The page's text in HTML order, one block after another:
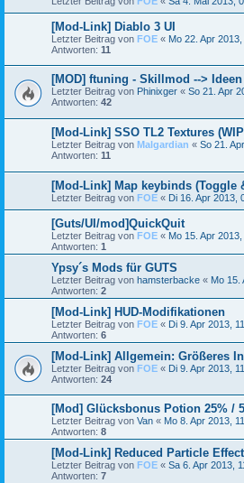
[Mod-Link] Diablo 3 UI
Letzter Beitrag von FOE « Mo 22. Apr
Antworten: 11
[MOD] ftuning - Skillmod -->
Letzter Beitrag von Phinixger « So 21. Apr
Antworten: 42
[Mod-Link] SSO TL2 Textures
Letzter Beitrag von Malgardian « So 21.
Antworten: 11
[Mod-Link] Map keybinds (Toggle
Letzter Beitrag von FOE « Di 16. Apr 2013,
[Guts/UI/mod]QuickQuit
Letzter Beitrag von FOE « Mo 15. Apr
Antworten: 1
Ypsy´s Mods für GUTS
Letzter Beitrag von hamsterbacke « Mo 15.
Antworten: 2
[Mod-Link] HUD-Modifikationen
Letzter Beitrag von FOE « Di 9. Apr 2013,
Antworten: 6
[Mod-Link] Allgemein: Größeres
Letzter Beitrag von FOE « Di 9. Apr 2013,
Antworten: 24
[Mod] Glücksbonus Potion 25% /
Letzter Beitrag von Van « Mo 8. Apr 2013,
Antworten: 8
[Mod-Link] Reduced Particle
Letzter Beitrag von FOE « Sa 6. Apr 2013,
Antworten: 7